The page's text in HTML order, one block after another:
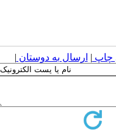
چاپ| ارسال به دوستان|